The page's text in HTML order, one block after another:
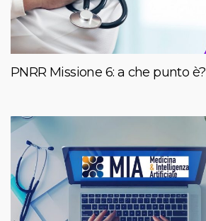
PNRR Missione 6: a che punto è?